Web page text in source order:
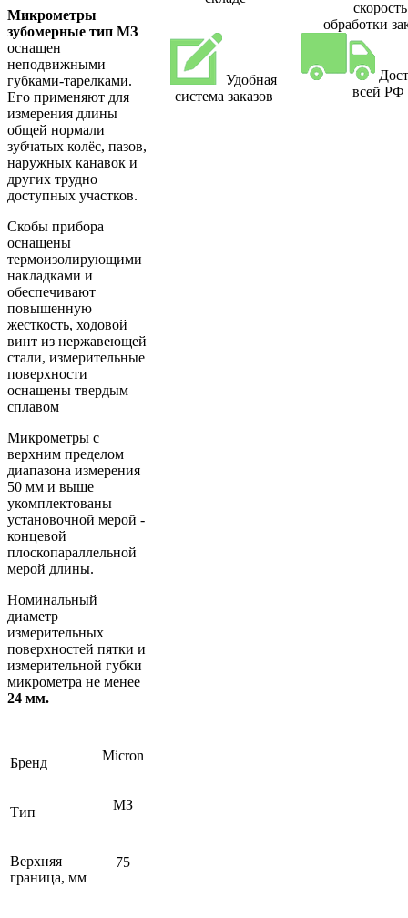
Микрометры
зубомерные тип МЗ
оснащен
неподвижными
губками-тарелками.
Его применяют для
измерения длины
общей нормали
зубчатых колёс, пазов,
наружных канавок и
других трудно
доступных участков.
Скобы прибора
оснащены
термоизолирующими
накладками и
обеспечивают
повышенную
жесткость, ходовой
винт из нержавеющей
стали, измерительные
поверхности
оснащены твердым
сплавом
Микрометры с
верхним пределом
диапазона измерения
50 мм и выше
укомплектованы
установочной мерой -
концевой
плоскопараллельной
мерой длины.
Номинальный
диаметр
измерительных
поверхностей пятки и
измерительной губки
микрометра не менее
24 мм.
Бренд Micron
Тип МЗ
Верхняя
граница, мм
75
скорость
обработки
Удобная
система заказов
всей РФ